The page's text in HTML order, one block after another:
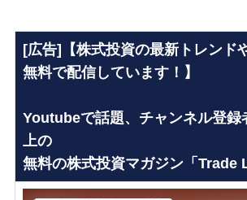
[広告]【株式投資の最新トレンド
無料で配信しています！】
Youtubeで話題、チャンネル登録
上の
無料の株式投資マガジン「Trade